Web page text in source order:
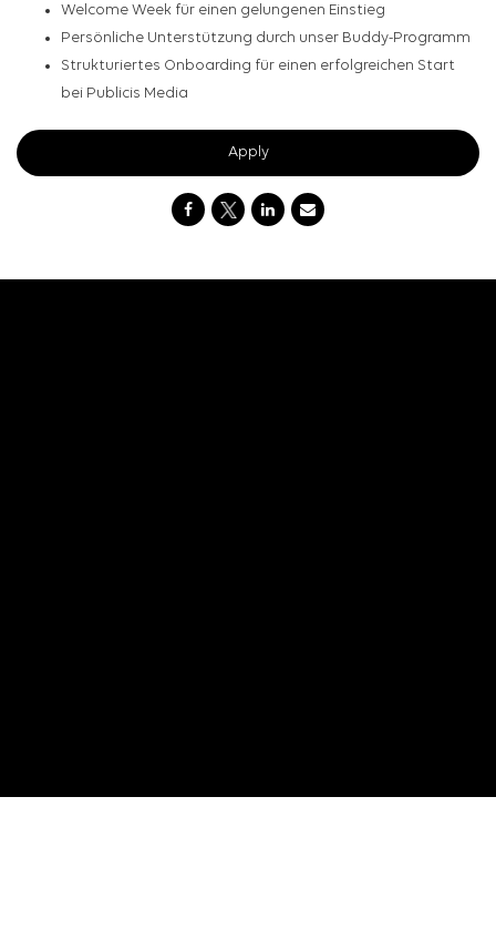
Welcome Week für einen gelungenen Einstieg
Persönliche Unterstützung durch unser Buddy-Programm
Strukturiertes Onboarding für einen erfolgreichen Start
bei Publicis Media
Apply